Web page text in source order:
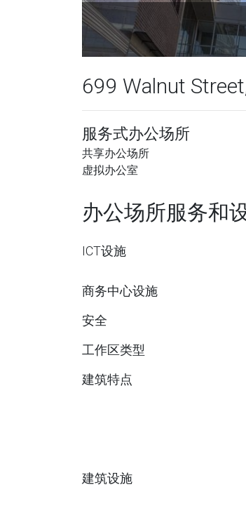
699 Walnut
服务式办公场所
共享办公场所
虚拟办公室
办公场所服务和
ICT设施
商务中心设施
安全
工作区类型
建筑特点
建筑设施